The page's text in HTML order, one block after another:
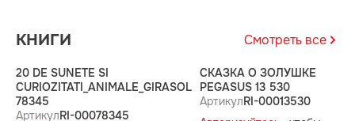
КНИГИ Смотреть все
20 DE SUNETE SI
CURIOZITATI_ANIMALE_GIRASOL
78345
АртикулRI-00078345
СКАЗКА О ЗОЛУШКЕ
PEGASUS 13 530
АртикулRI-00013530